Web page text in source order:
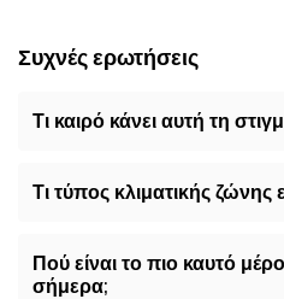
Συχνές ερωτήσεις
Τι καιρό κάνει αυτή τη
Τι τύπος κλιματικής ζώνης
Πού είναι το πιο καυτό
σήμερα;